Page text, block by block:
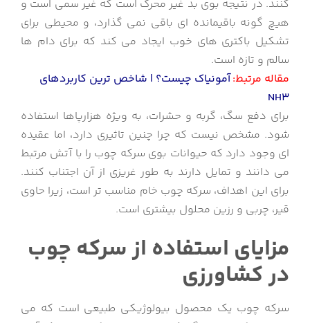
کنند. در نتیجه بوی بد غیر محرک است که غیر سمی است و
هیچ گونه باقیمانده ای باقی نمی گذارد، و محیطی برای
تشکیل باکتری های خوب ایجاد می کند که برای دام ها
سالم و تازه است.
مقاله مرتبط:آمونیاک چیست؟ | شاخص ترین کاربردهای
NH3
برای دفع سگ، گربه و حشرات، به ویژه هزارپاها استفاده
شود. مشخص نیست که چرا چنین تاثیری دارد، اما عقیده
ای وجود دارد که حیوانات بوی سرکه چوب را با آتش مرتبط
می دانند و تمایل دارند به طور غریزی از آن اجتناب کنند.
برای این اهداف، سرکه چوب خام مناسب تر است، زیرا حاوی
قیر، چربی و رزین محلول بیشتری است.
مزایای استفاده از سرکه چوب
در کشاورزی
سرکه چوب یک محصول بیولوژیکی طبیعی است که می